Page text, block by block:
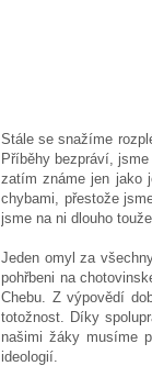
Stále se snažíme
Příběhy bezpráví,
zatím známe jen jako
chybami, přestože
jsme na ni dlouho
Jeden omyl za
pohřbeni na
Chebu. Z výpovědí
totožnost. Díky
našimi žáky musíme
ideologií.